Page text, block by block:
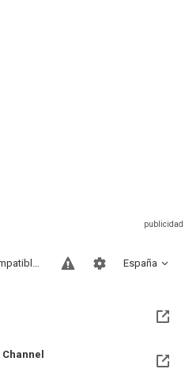
España
Sitios compatibles
22 Oct 2026 (Quedan 2 meses)